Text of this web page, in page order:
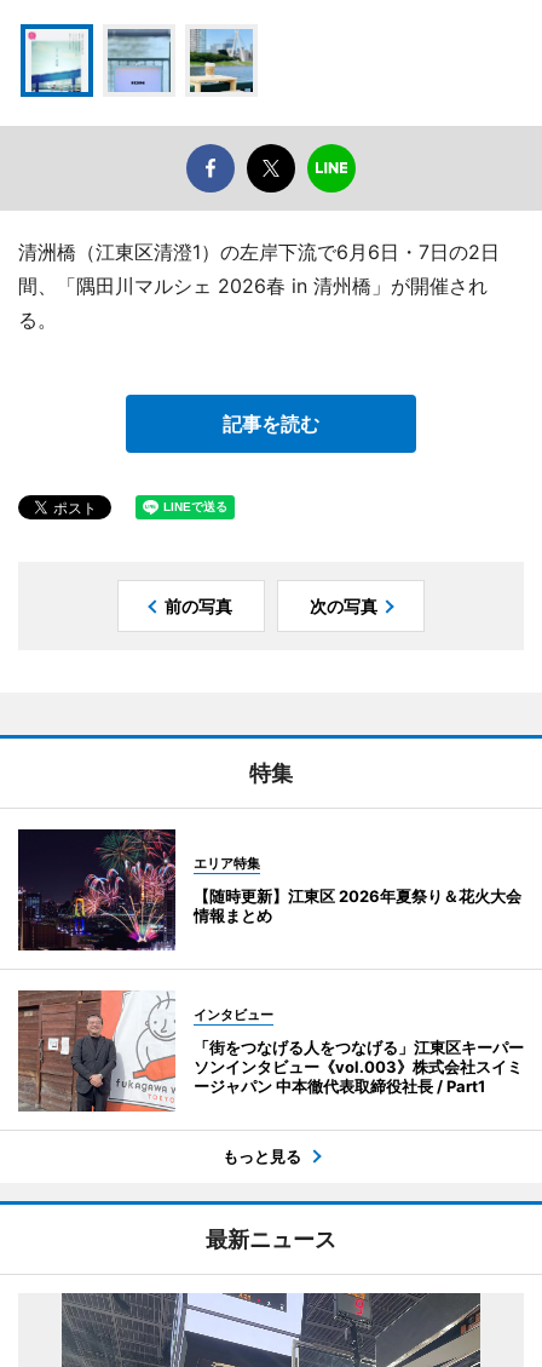
清洲橋（江東区清澄1）の左岸下流で6月6日・7日の2日
間、「隅田川マルシェ 2026春 in 清州橋」が開催され
る。
記事を読む
前の写真 次の写真
特集
エリア特集
【随時更新】江東区 2026年夏祭り＆花火大会
情報まとめ
インタビュー
「街をつなげる人をつなげる」江東区キーパー
ソンインタビュー《vol.003》株式会社スイミ
ージャパン 中本徹代表取締役社長 / Part1
もっと見る
最新ニュース